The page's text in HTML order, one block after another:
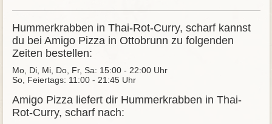
Hummerkrabben in Thai-Rot-Curry, scharf kannst
du bei Amigo Pizza in Ottobrunn zu folgenden
Zeiten bestellen:
Mo, Di, Mi, Do, Fr, Sa: 15:00 - 22:00 Uhr
So, Feiertags: 11:00 - 21:45 Uhr
Amigo Pizza liefert dir Hummerkrabben in Thai-
Rot-Curry, scharf nach: